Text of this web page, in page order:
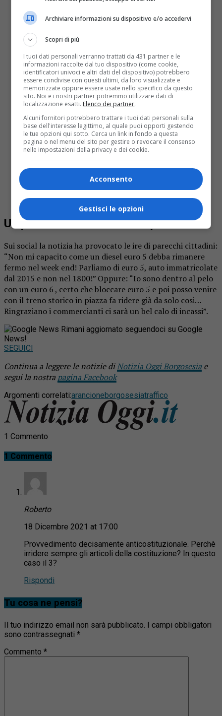
Un provvedimento che non piace
Sui social la notizia ha provocato le ire di parecchi cittadini:
“Non mi capacito come un diesel euro 5 debba rimanere
fermo nel week end! Parliamo di euro 5, auto immatricolate
dal 2015 e non nel 1800!” Oppure: “Io sono dentro al pelo
con un euro 6 , certo che bloccare euro 5 e poi posso venire
con il treno storico in piazza fa ridere già da solo cosi…
Ringraziano i commercianti ci sarà un bel calo di incassi”.
Rimani aggiornato seguendoci su Google
News!
SEGUICI
Continua a leggere le notizie diNotizia Oggi Borgosesia e
segui la nostra pagina Facebook
Argomenti correlati:arancioneborgosesiatraffico
1 Commento
1 Commento
Roberto
18 Dicembre 2021 at 17:00
Provvedimento decisamente anticostituzionale. Perchè
irridere sempre gli articoli della costituzione? In questo
caso il 3?
Rispondi
Tu cosa ne pensi?
Il tuo indirizzo email non sarà pubblicato.
I campi obbligatori
sono contrassegnati *
Commento *
Archiviare informazioni su dispositivo e/o accedervi
Scopri di più
I tuoi dati personali verranno trattati da 431 partner e le
informazioni raccolte dal tuo dispositivo (come cookie,
identificatori univoci e altri dati del dispositivo) potrebbero
essere condivise con questi ultimi, da loro visualizzate e
memorizzate oppure essere usate nello specifico da questo
sito. Noi e i nostri partner potremmo utilizzare dati di
localizzazione esatti. Elenco dei partner.
Alcuni fornitori potrebbero trattare i tuoi dati personali sulla
base dell'interesse legittimo, al quale puoi opporti gestendo
le tue opzioni qui sotto. Cerca un link in fondo a questa
pagina o nel menu del sito per gestire o revocare il consenso
nelle impostazioni della privacy e dei cookie.
Acconsento
Gestisci le opzioni